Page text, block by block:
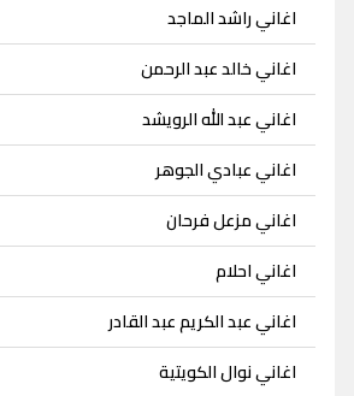
اغاني راشد الماجد
اغاني خالد عبد الرحمن
اغاني عبد الله الرويشد
اغاني عبادي الجوهر
اغاني مزعل فرحان
اغاني احلام
اغاني عبد الكريم عبد القادر
اغاني نوال الكويتية